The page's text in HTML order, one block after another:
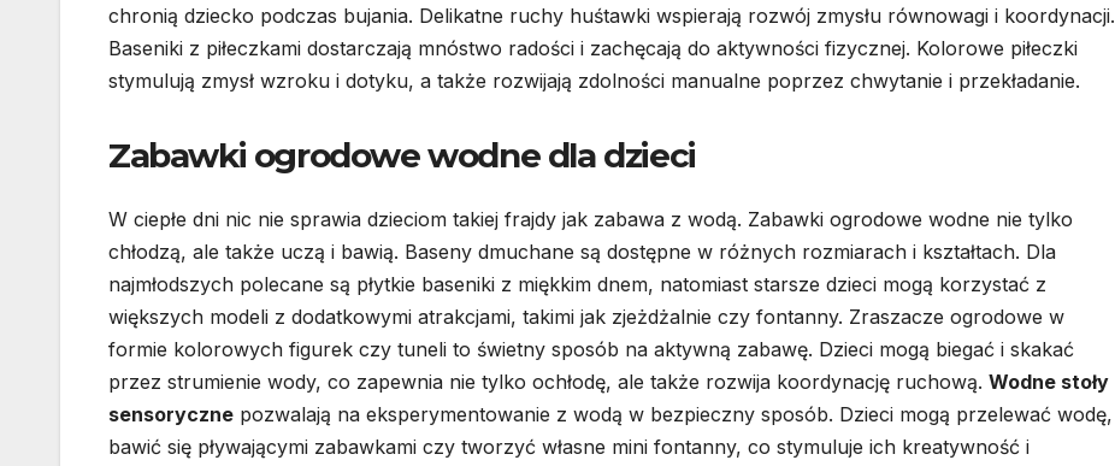
chronią dziecko podczas bujania. Delikatne ruchy huśtawki wspierają rozwój zmysłu równowagi i koordynacji.
Baseniki z piłeczkami dostarczają mnóstwo radości i zachęcają do aktywności fizycznej. Kolorowe piłeczki
stymulują zmysł wzroku i dotyku, a także rozwijają zdolności manualne poprzez chwytanie i przekładanie.
Zabawki ogrodowe wodne dla dzieci
W ciepłe dni nic nie sprawia dzieciom takiej frajdy jak zabawa z wodą. Zabawki ogrodowe wodne nie tylko
chłodzą, ale także uczą i bawią. Baseny dmuchane są dostępne w różnych rozmiarach i kształtach. Dla
najmłodszych polecane są płytkie baseniki z miękkim dnem, natomiast starsze dzieci mogą korzystać z
większych modeli z dodatkowymi atrakcjami, takimi jak zjeżdżalnie czy fontanny. Zraszacze ogrodowe w
formie kolorowych figurek czy tuneli to świetny sposób na aktywną zabawę. Dzieci mogą biegać i skakać
przez strumienie wody, co zapewnia nie tylko ochłodę, ale także rozwija koordynację ruchową. Wodne stoły
sensoryczne pozwalają na eksperymentowanie z wodą w bezpieczny sposób. Dzieci mogą przelewać wodę,
bawić się pływającymi zabawkami czy tworzyć własne mini fontanny, co stymuluje ich kreatywność i